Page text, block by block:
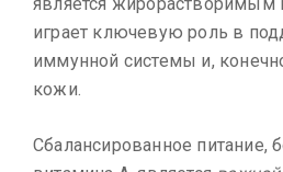
играет ключевую роль в
иммунной системы и,
кожи.
Сбалансированное питание,